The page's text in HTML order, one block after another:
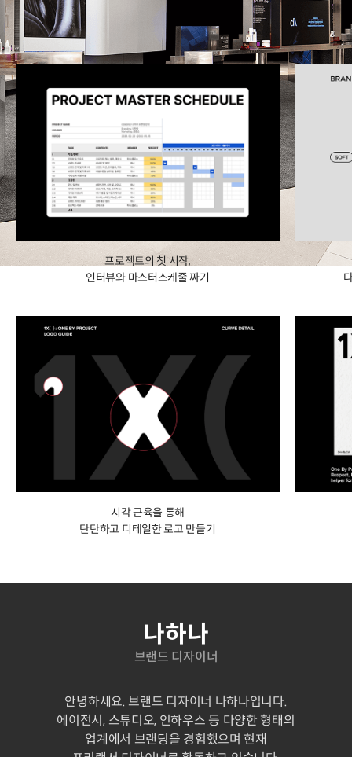
완성해 봅니다.
프로젝트의 첫 시작,
인터뷰와 마스터스케줄 짜기
시각 근육을 통해
탄탄하고 디테일한 로고 만들기
나하나
브랜드 디자이너
안녕하세요. 브랜드 디자이너 나하나입니다.
에이전시, 스튜디오, 인하우스 등 다양한 형태의
업계에서 브랜딩을 경험했으며 현재